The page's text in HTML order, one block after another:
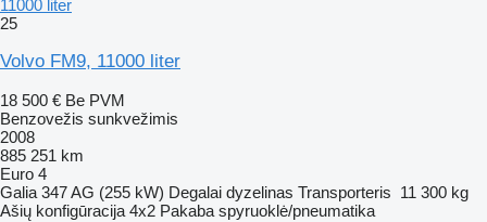
11000 liter
25
Volvo FM9, 11000 liter
18 500 € Be PVM
Benzovežis sunkvežimis
2008
885 251 km
Euro 4
Galia 347 AG (255 kW) Degalai dyzelinas Transporteris 11 300 kg
Ašių konfigūracija 4x2 Pakaba spyruoklė/pneumatika